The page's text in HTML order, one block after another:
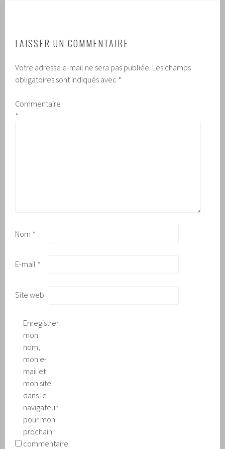
LAISSER UN COMMENTAIRE
Votre adresse e-mail ne sera pas publiée. Les champs
obligatoires sont indiqués avec *
Commentaire
*
Nom *
E-mail *
Site web
Enregistrer
mon
nom,
mon e-
mail et
mon site
dans le
navigateur
pour mon
prochain
commentaire.